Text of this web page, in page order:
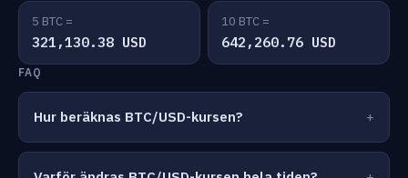
5 BTC =
321,130.38 USD
10 BTC =
642,260.76 USD
FAQ
Hur beräknas BTC/USD-kursen?